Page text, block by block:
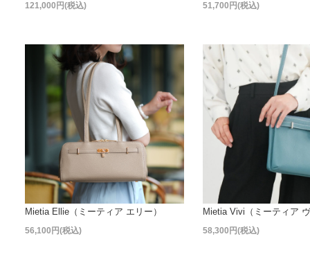
121,000円(税込) 51,700円(税込)
Mietia Ellie（ミーティア エリー）
56,100円(税込)
Mietia Vivi（ミーティア
58,300円(税込)